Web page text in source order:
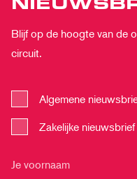
Blijf op de hoogte van de
circuit.
Algemene
Zakelijke nieuwsbrief